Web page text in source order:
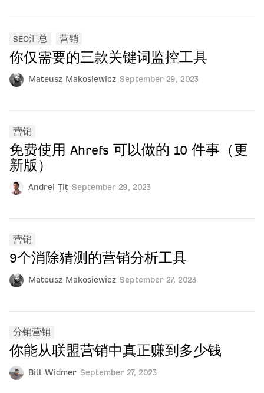
Mateusz Makosiewicz September 29, 2023
SEO汇总 营销
你仅需要的三款关键词监控工具
Andrei Țiț September 29, 2023
营销
免费使用 Ahrefs 可以做的 10 件事（更
新版）
Mateusz Makosiewicz September 27, 2023
营销
9个消除猜测的营销分析工具
Bill Widmer September 27, 2023
分销营销
你能从联盟营销中真正赚到多少钱